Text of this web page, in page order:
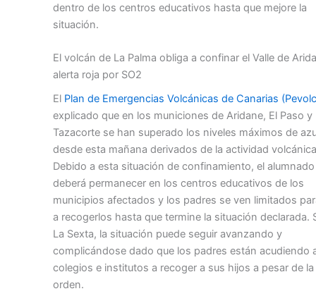
dentro de los centros educativos hasta que mejore la
situación.
El volcán de La Palma obliga a confinar el Valle de
alerta roja por SO2
El Plan de Emergencias Volcánicas de Canarias
explicado que en los municiones de Aridane, El Paso y
Tazacorte se han superado los niveles máximos de
desde esta mañana derivados de la actividad
Debido a esta situación de confinamiento, el alumnado
deberá permanecer en los centros educativos de los
municipios afectados y los padres se ven limitados
a recogerlos hasta que termine la situación declarada.
La Sexta, la situación puede seguir avanzando y
complicándose dado que los padres están acudiendo
colegios e institutos a recoger a sus hijos a pesar de la
orden.